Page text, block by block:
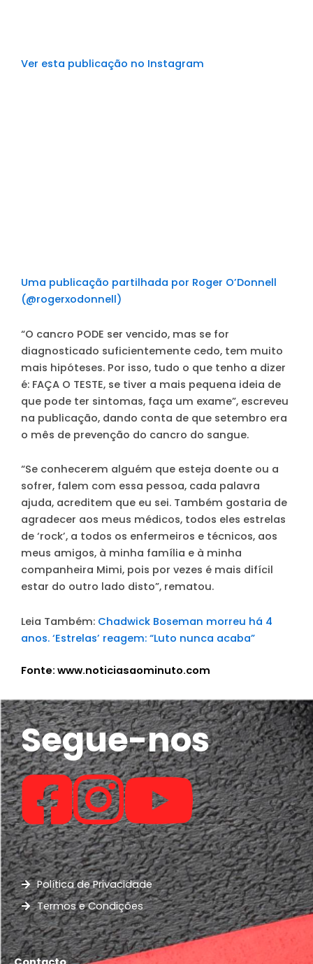
Ver esta publicação no Instagram
Uma publicação partilhada por Roger O’Donnell
(@rogerxodonnell)
“O cancro PODE ser vencido, mas se for
diagnosticado suficientemente cedo, tem muito
mais hipóteses. Por isso, tudo o que tenho a dizer
é: FAÇA O TESTE, se tiver a mais pequena ideia de
que pode ter sintomas, faça um exame”, escreveu
na publicação, dando conta de que setembro era
o mês de prevenção do cancro do sangue.
“Se conhecerem alguém que esteja doente ou a
sofrer, falem com essa pessoa, cada palavra
ajuda, acreditem que eu sei. Também gostaria de
agradecer aos meus médicos, todos eles estrelas
de ‘rock’, a todos os enfermeiros e técnicos, aos
meus amigos, à minha família e à minha
companheira Mimi, pois por vezes é mais difícil
estar do outro lado disto”, rematou.
Leia Também: Chadwick Boseman morreu há 4
anos. ‘Estrelas’ reagem: “Luto nunca acaba”
Fonte: www.noticiasaominuto.com
Segue-nos
Política de Privacidade
Termos e Condições